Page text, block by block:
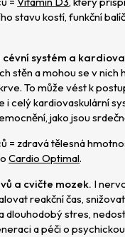
stavu kostí, funkční
cévní systém a
stěn a mohou se v nich
To může vést k
i celý kardiovaskulární
jako jsou
= zdravá tělesná
Cardio Optimal.
a cvičte mozek. I
reakční čas,
dlouhodobý stres,
a péči o